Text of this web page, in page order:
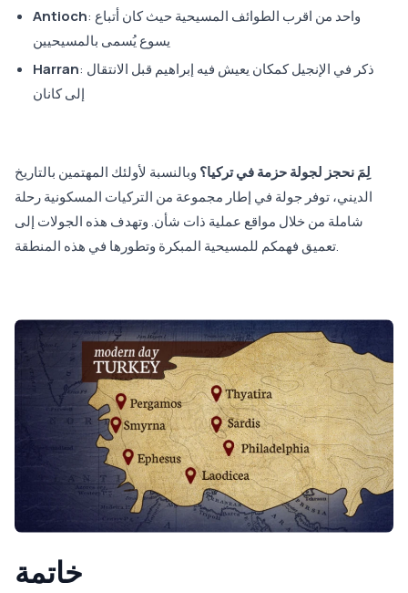
Antioch: واحد من اقرب الطوائف المسيحية حيث كان أتباع
يسوع يُسمى بالمسيحيين
Harran: ذكر في الإنجيل كمكان يعيش فيه إبراهيم قبل الانتقال
إلى كانان
لِمَ نحجز لجولة حزمة في تركيا؟ وبالنسبة لأولئك المهتمين بالتاريخ
الديني، توفر جولة في إطار مجموعة من التركيات المسكونية رحلة
شاملة من خلال مواقع عملية ذات شأن. وتهدف هذه الجولات إلى
تعميق فهمكم للمسيحية المبكرة وتطورها في هذه المنطقة.
خاتمة